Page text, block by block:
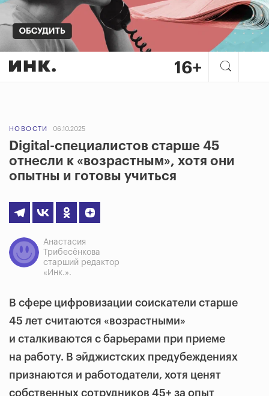
НОВОСТИ 06.10.2025
Digital-специалистов старше 45
отнесли к «возрастным», хотя они
опытны и готовы учиться
Анастасия
Трибесёнкова
старший редактор
«Инк.».
В сфере цифровизации соискатели старше
45 лет считаются «возрастными»
и сталкиваются с барьерами при приеме
на работу. В эйджистских предубеждениях
признаются и работодатели, хотя ценят
собственных сотрудников 45+ за опыт